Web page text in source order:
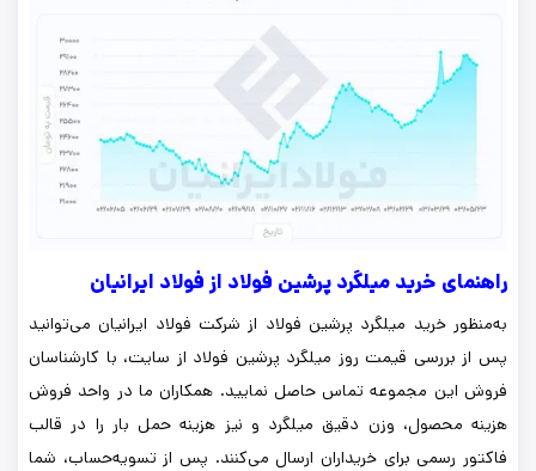
راهنمای خرید میلگرد پرشین فولاد از فولاد ایرانیان
به‌منظور خرید میلگرد پرشین فولاد از شرکت فولاد ایرانیان می‌توانید
پس از بررسی قیمت روز میلگرد پرشین فولاد از سایت، با کارشناسان
فروش این مجموعه تماس حاصل نمایید. همکاران ما در واحد فروش
هزینه محصول، وزن دقیق میلگرد و نیز هزینه حمل بار را در قالب
فاکتور رسمی برای خریداران ارسال می‌کنند. پس از تسویه‌حساب، شما